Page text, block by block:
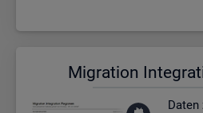
Mi­gra­ti­on